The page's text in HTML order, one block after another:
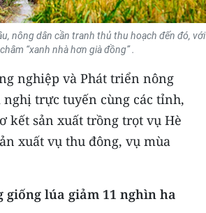
TIN
SÂU
- MỖI XÃ
nông dân cần tranh thủ thu hoạch đến đó, với
“xanh nhà hơn già đồng” .
nghiệp và Phát triển nông
trực tuyến cùng các tỉnh,
kết sản xuất trồng trọt vụ Hè
xuất vụ thu đông, vụ mùa
giống lúa giảm 11 nghìn ha